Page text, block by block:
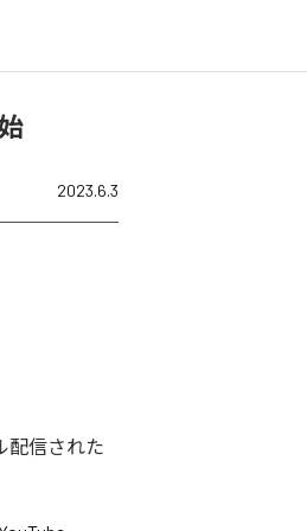
2023.6.3
配信された